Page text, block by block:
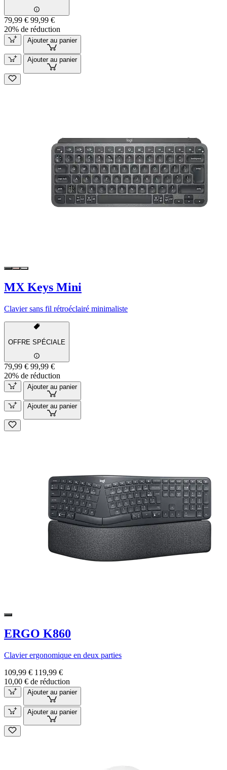
79,99 € 99,99 €
20% de réduction
Ajouter au panier
Ajouter au panier
MX Keys Mini
Clavier sans fil rétroéclairé minimaliste
OFFRE SPÉCIALE
79,99 € 99,99 €
20% de réduction
Ajouter au panier
Ajouter au panier
ERGO K860
Clavier ergonomique en deux parties
109,99 € 119,99 €
10,00 € de réduction
Ajouter au panier
Ajouter au panier